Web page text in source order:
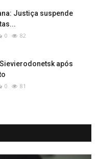
Justiça suspende
0 82
após
0 81